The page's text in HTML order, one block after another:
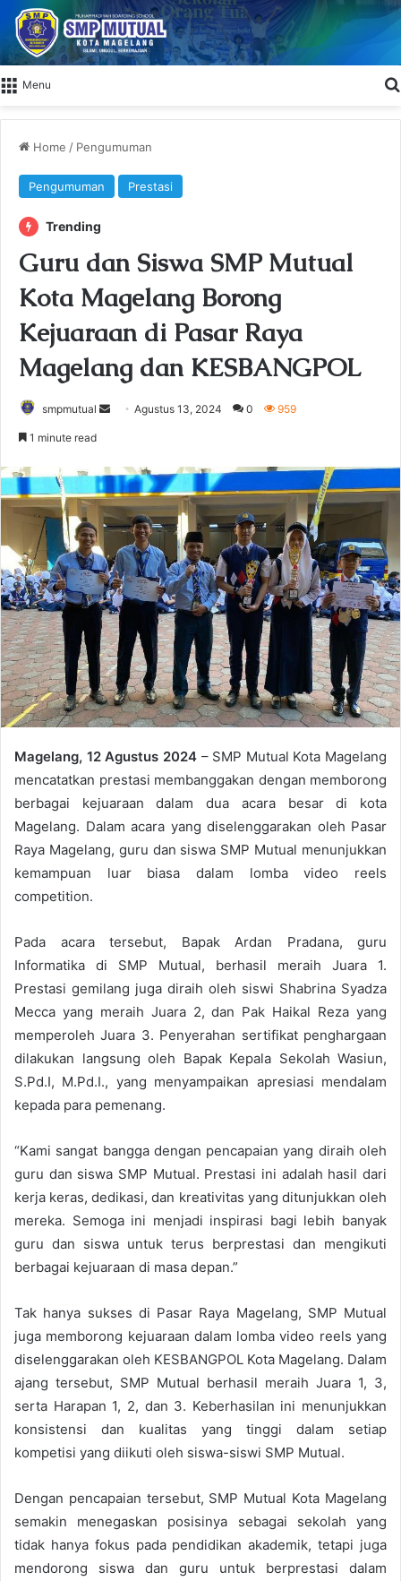
Menu
Home / Pengumuman
Pengumuman Prestasi
Trending
Guru dan Siswa SMP Mutual
Kota Magelang Borong
Kejuaraan di Pasar Raya
Magelang dan KESBANGPOL
smpmutual
d
a
n
m
a
i
l
Agustus 13, 2024 0 959
1 minute read
Magelang, 12 Agustus 2024– SMP Mutual Kota Magelang
mencatatkan prestasi membanggakan dengan memborong
berbagai kejuaraan dalam dua acara besar di kota
Magelang. Dalam acara yang diselenggarakan oleh Pasar
Raya Magelang, guru dan siswa SMP Mutual menunjukkan
kemampuan luar biasa dalam lomba video reels
competition.
Pada acara tersebut, Bapak Ardan Pradana, guru
Informatika di SMP Mutual, berhasil meraih Juara 1.
Prestasi gemilang juga diraih oleh siswi Shabrina Syadza
Mecca yang meraih Juara 2, dan Pak Haikal Reza yang
memperoleh Juara 3. Penyerahan sertifikat penghargaan
dilakukan langsung oleh Bapak Kepala Sekolah Wasiun,
S.Pd.I, M.Pd.I., yang menyampaikan apresiasi mendalam
kepada para pemenang.
“Kami sangat bangga dengan pencapaian yang diraih oleh
guru dan siswa SMP Mutual. Prestasi ini adalah hasil dari
kerja keras, dedikasi, dan kreativitas yang ditunjukkan oleh
mereka. Semoga ini menjadi inspirasi bagi lebih banyak
guru dan siswa untuk terus berprestasi dan mengikuti
berbagai kejuaraan di masa depan.”
Tak hanya sukses di Pasar Raya Magelang, SMP Mutual
juga memborong kejuaraan dalam lomba video reels yang
diselenggarakan oleh KESBANGPOL Kota Magelang. Dalam
ajang tersebut, SMP Mutual berhasil meraih Juara 1, 3,
serta Harapan 1, 2, dan 3. Keberhasilan ini menunjukkan
konsistensi dan kualitas yang tinggi dalam setiap
kompetisi yang diikuti oleh siswa-siswi SMP Mutual.
Dengan pencapaian tersebut, SMP Mutual Kota Magelang
semakin menegaskan posisinya sebagai sekolah yang
tidak hanya fokus pada pendidikan akademik, tetapi juga
mendorong siswa dan guru untuk berprestasi dalam